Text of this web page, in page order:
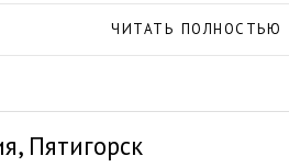
Сегодня эту
система.
ЧИТАТЬ ПОЛНОСТЬЮ
Пятигорск